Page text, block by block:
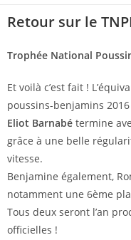
Retour sur le
Trophée National
Et voilà c’est fait !
poussins-benjamins 2016
Eliot Barnabé termine
grâce à une belle
vitesse.
Benjamine également,
notamment une 6ème
Tous deux seront l’an
officielles !